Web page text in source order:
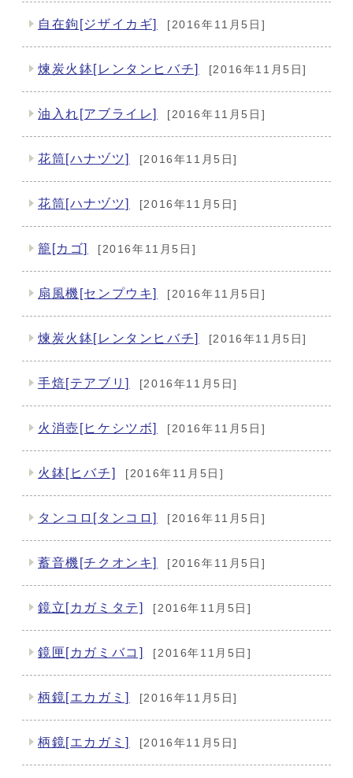
自在鉤[ジザイカギ] [2016年11月5日]
煉炭火鉢[レンタンヒバチ] [2016年11月5日]
油入れ[アブライレ] [2016年11月5日]
花筒[ハナヅツ] [2016年11月5日]
花筒[ハナヅツ] [2016年11月5日]
籠[カゴ] [2016年11月5日]
扇風機[センプウキ] [2016年11月5日]
煉炭火鉢[レンタンヒバチ] [2016年11月5日]
手焙[テアブリ] [2016年11月5日]
火消壺[ヒケシツボ] [2016年11月5日]
火鉢[ヒバチ] [2016年11月5日]
タンコロ[タンコロ] [2016年11月5日]
蓄音機[チクオンキ] [2016年11月5日]
鏡立[カガミタテ] [2016年11月5日]
鏡匣[カガミバコ] [2016年11月5日]
柄鏡[エカガミ] [2016年11月5日]
柄鏡[エカガミ] [2016年11月5日]